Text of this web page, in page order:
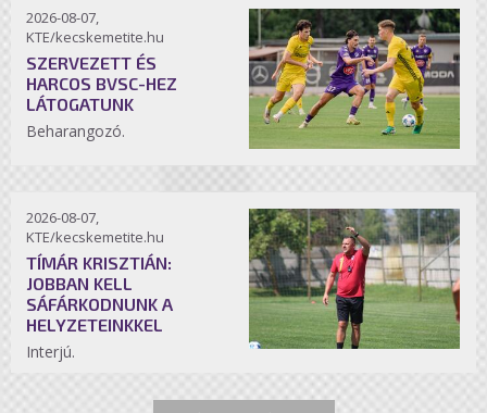
2026-08-07,
KTE/kecskemetite.hu
SZERVEZETT ÉS
HARCOS BVSC-HEZ
LÁTOGATUNK
Beharangozó.
2026-08-07,
KTE/kecskemetite.hu
TÍMÁR KRISZTIÁN:
JOBBAN KELL
SÁFÁRKODNUNK A
HELYZETEINKKEL
Interjú.